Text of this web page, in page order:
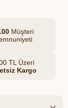
Müşteri
TL Üzeri
Kargo